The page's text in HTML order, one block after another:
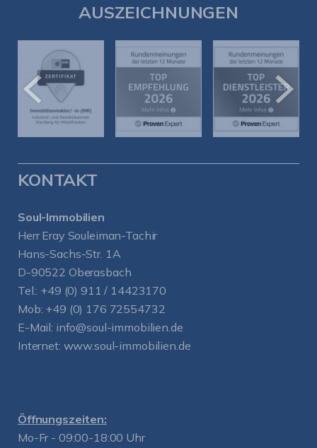
AUSZEICHNUNGEN
KONTAKT
Soul-Immobilien
Herr Eray Souleiman-Tachir
Hans-Sachs-Str. 1A
D-90522 Oberasbach
Tel.: +49 (0) 911 / 14423170
Mob: +49 (0) 176 72554732
E-Mail: info@soul-immobilien.de
Internet: www.soul-immobilien.de
Öffnungszeiten:
Mo-Fr - 09:00-18:00 Uhr